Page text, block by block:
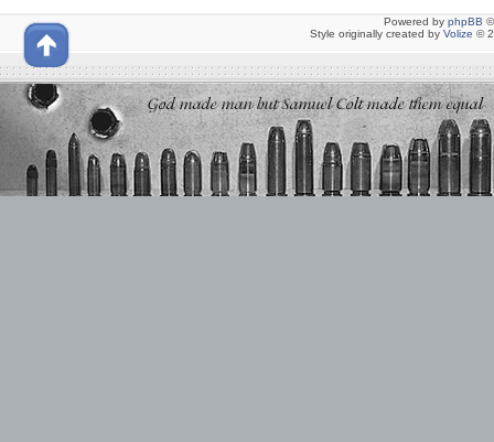
Powered by phpBB
Style originally created by Volize ©